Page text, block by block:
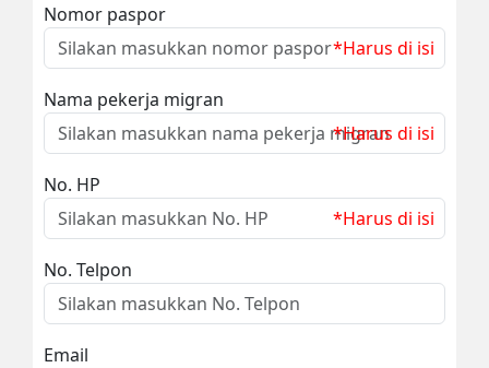
Nomor paspor
*Harus di isi
Nama pekerja migran
*Harus di isi
No. HP
*Harus di isi
No. Telpon
Email